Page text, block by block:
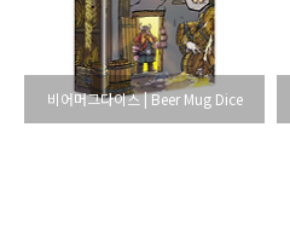
비어머그다이스 | Beer Mug Dice